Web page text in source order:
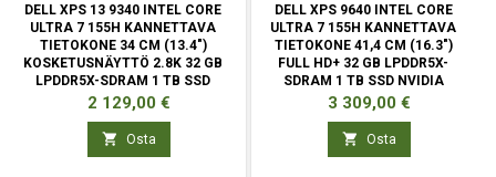
DELL XPS 13 9340 INTEL CORE
ULTRA 7 155H KANNETTAVA
TIETOKONE 34 CM (13.4")
KOSKETUSNÄYTTÖ 2.8K 32 GB
LPDDR5X-SDRAM 1 TB SSD
Hinta
2 129,00 €
 Osta
DELL XPS 9640 INTEL CORE
ULTRA 7 155H KANNETTAVA
TIETOKONE 41,4 CM (16.3")
FULL HD+ 32 GB LPDDR5X-
SDRAM 1 TB SSD NVIDIA
GEFORCE
Hinta
3 309,00 €
 Osta